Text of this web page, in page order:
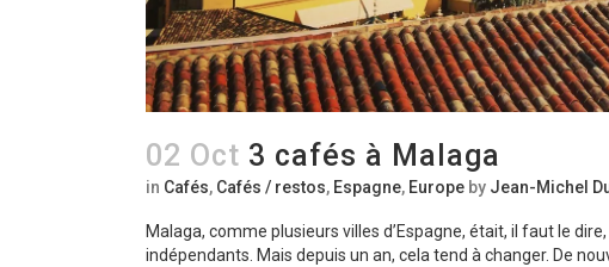
02 Oct 3 cafés à Malaga
in Cafés, Cafés / restos, Espagne, Europe by Jean-Michel
Malaga, comme plusieurs villes d’Espagne, était, il faut le
indépendants. Mais depuis un an, cela tend à changer. De